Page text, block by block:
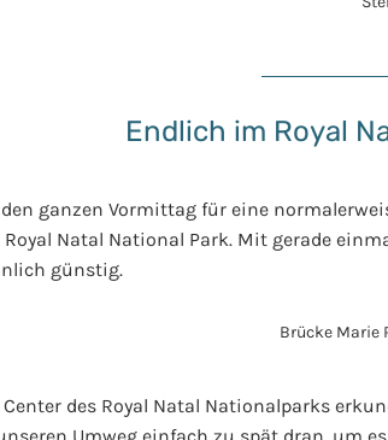
Endlich im Royal
ganzen Vormittag für eine
Royal Natal National Park. Mit gerade
günstig.
des Royal Natal Nationalparks